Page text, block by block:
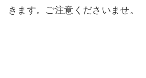
きます。ご注意くださいませ。